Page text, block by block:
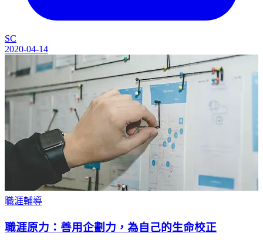
SC
2020-04-14
職涯輔導
職涯原力：善用企劃力，為自己的生命校正